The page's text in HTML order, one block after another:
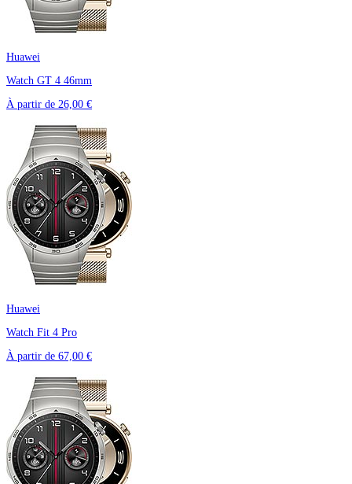
Huawei
Watch GT 4 46mm
À partir de 26,00 €
Huawei
Watch Fit 4 Pro
À partir de 67,00 €